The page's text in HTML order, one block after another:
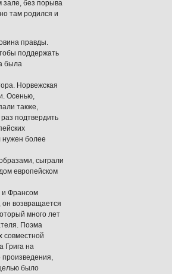
зале, без порыва
там родился и
правды.
поддержать
была
Норвежская
Осенью,
также,
подтвердить
нужен более
сыграли
европейском
и Франсом
он возвращается
много лет
Поэма
совместной
Грига на
произведения,
было